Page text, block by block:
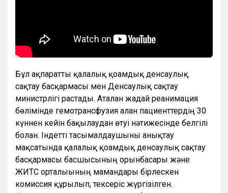
Бұл ақпаратты қалалық қоғамдық денсаулық
сақтау басқармасы мен Денсаулық сақтау
министрлігі растады. Аталған жағдай реанимация
бөлімінде гемотрансфузия алған пациенттердің 30
күннен кейін бақылаудан өтуі нәтижесінде белгілі
болған. Індетті тасымалдаушыны анықтау
мақсатында қалалық қоғамдық денсаулық сақтау
басқармасы басшысының орынбасары және
ЖИТС орталығының мамандары бірлескен
комиссия құрылып, тексеріс жүргізілген.